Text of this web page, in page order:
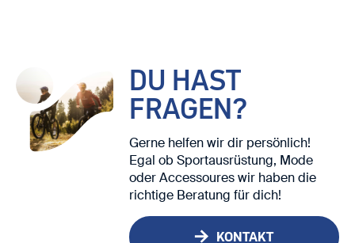
DU HAST
FRAGEN?
Gerne helfen wir dir persönlich!
Egal ob Sportausrüstung, Mode
oder Accessoures wir haben die
richtige Beratung für dich!
KONTAKT